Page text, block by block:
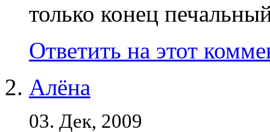
только конец
Ответить на этот
Алёна
03. Дек, 2009